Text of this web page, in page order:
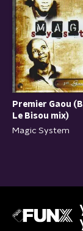
Premier Gaou
Le Bisou mix)
Magic System